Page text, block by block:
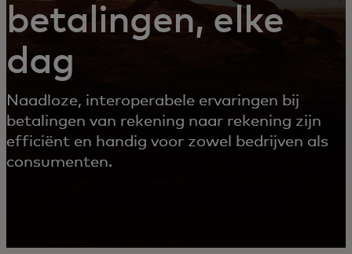
betalingen, elke
dag
Naadloze, interoperabele ervaringen bij
betalingen van rekening naar rekening zijn
efficiënt en handig voor zowel bedrijven als
consumenten.